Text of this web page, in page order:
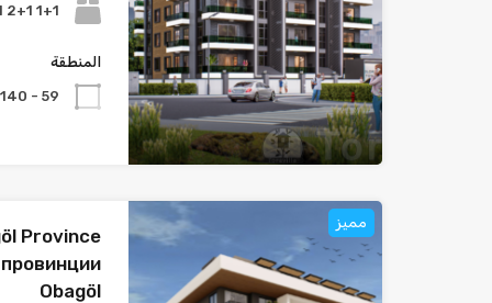
1+1 2+1 3+1
المنطقة
59 - 140
مميز
Province
Obagöl